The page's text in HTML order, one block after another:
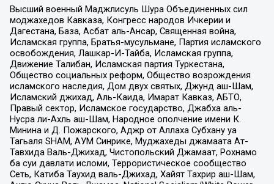
Высший военный Маджлисуль Шура Объединенных сил
моджахедов Кавказа, Конгресс народов Ичкерии и
Дагестана, База, Асбат аль-Ансар, Священная война,
Исламская группа, Братья-мусульмане, Партия исламского
освобождения, Лашкар-И-Тайба, Исламская группа,
Движение Талибан, Исламская партия Туркестана,
Общество социальных реформ, Общество возрождения
исламского наследия, Дом двух святых, Джунд аш-Шам,
Исламский джихад, Аль-Каида, Имарат Кавказ, АБТО,
Правый сектор, Исламское государство, Джабха аль-
Нусра ли-Ахль аш-Шам, Народное ополчение имени К.
Минина и Д. Пожарского, Аджр от Аллаха Субхану уа
Тагьаля SHAM, АУМ Синрике, Муджахеды джамаата Ат-
Тавхида Валь-Джихад, Чистопольский Джамаат, Рохнамо
ба суи давлати исломи, Террористическое сообщество
Сеть, Катиба Таухид валь-Джихад, Хайят Тахрир аш-Шам,